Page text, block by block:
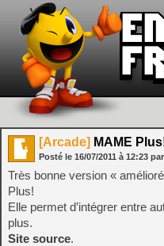
[Arcade] MAME
Posté le 16/07/2011 à 12:23
Très bonne version «
Plus!
Elle permet d’intégrer entre
plus.
Site source.